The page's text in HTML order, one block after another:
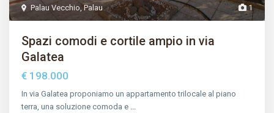
1
Palau Vecchio ,Palau
Spazi comodi e cortile ampio in via
Galatea
€ 198.000
In via Galatea proponiamo un appartamento trilocale al piano
terra, una soluzione comoda e